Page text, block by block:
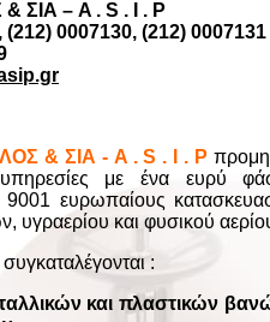
ΣΙΑ – A . S . I . P
0007130, (212) 0007131
& ΣΙΑ - A . S . I . P
υπηρεσίες με ένα ευρύ
ευρωπαίους
υγραερίου και φυσικού
:
και πλαστικών